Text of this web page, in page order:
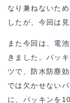
なり兼ねないため
したが、今回は
また今回は、 電
きました。 パッキ
ツで、防水防塵
では欠かせない
に、 パッキンを